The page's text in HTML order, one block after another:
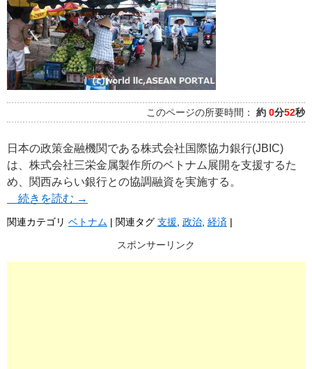
このページの所要時間： 約 0分52秒
日本の政策金融機関である株式会社国際協力銀行(JBIC)
は、株式会社三栄金属製作所のベトナム展開を支援するた
め、関西みらい銀行との協調融資を実施する。
続きを読む →
関連カテゴリ ベトナム | 関連タグ 支援 政治 経済 |
スポンサーリンク